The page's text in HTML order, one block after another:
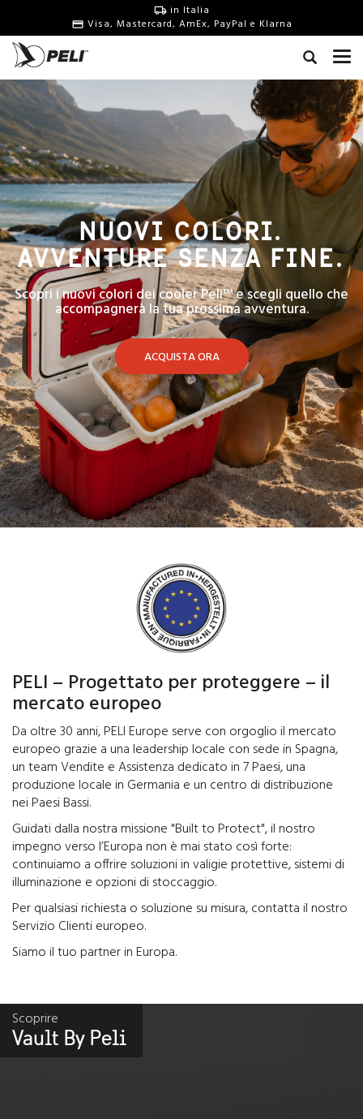
in Italia
Visa, Mastercard, AmEx, PayPal e Klarna
NUOVI COLORI.
AVVENTURE SENZA FINE.
Scopri i nuovi colori dei cooler Peli™ e scegli quello che
accompagnerà la tua prossima avventura.
ACQUISTA ORA
PELI – Progettato per proteggere – il
mercato europeo
Da oltre 30 anni, PELI Europe serve con orgoglio il mercato
europeo grazie a una leadership locale con sede in Spagna,
un team Vendite e Assistenza dedicato in 7 Paesi, una
produzione locale in Germania e un centro di distribuzione
nei Paesi Bassi.
Guidati dalla nostra missione "Built to Protect", il nostro
impegno verso l’Europa non è mai stato così forte:
continuiamo a offrire soluzioni in valigie protettive, sistemi di
illuminazione e opzioni di stoccaggio.
Per qualsiasi richiesta o soluzione su misura, contatta il nostro
Servizio Clienti europeo.
Siamo il tuo partner in Europa.
Scoprire
Vault By Peli